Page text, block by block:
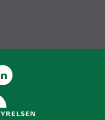
LinkedIn